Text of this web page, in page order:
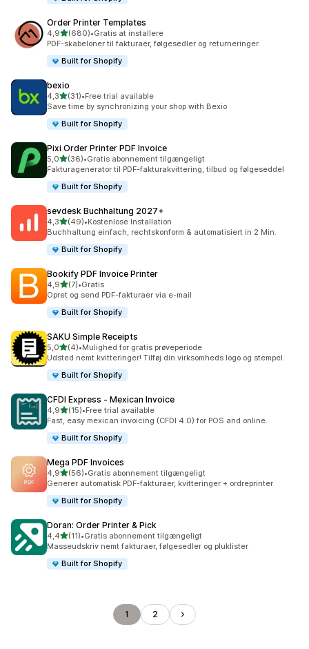
Order Printer Templates
4,9ud af 5 stjerner
(680)
680 anmeldelser i alt
•Gratis at installere
PDF-skabeloner til fakturaer, følgesedler og returneringer.
Built for Shopify
bexio
4,3ud af 5 stjerner
(31)
31 anmeldelser i alt
•Free trial available
Save time by synchronizing your shop with Bexio
Built for Shopify
Pixi Order Printer PDF Invoice
5,0ud af 5 stjerner
(36)
36 anmeldelser i alt
•Gratis abonnement tilgængeligt
Fakturagenerator til PDF-fakturakvittering, tilbud og følgeseddel
Built for Shopify
sevdesk Buchhaltung 2027+
4,3ud af 5 stjerner
(49)
49 anmeldelser i alt
•Kostenlose Installation
Buchhaltung einfach, rechtskonform & automatisiert in 2 Min.
Built for Shopify
Bookify PDF Invoice Printer
4,9ud af 5 stjerner
(7)
7 anmeldelser i alt
•Gratis
Opret og send PDF-fakturaer via e-mail
Built for Shopify
SAKU Simple Receipts
5,0ud af 5 stjerner
(4)
4 anmeldelser i alt
•Mulighed for gratis prøveperiode
Udsted nemt kvitteringer! Tilføj din virksomheds logo og stempel.
Built for Shopify
CFDI Express ‑ Mexican Invoice
4,9ud af 5 stjerner
(15)
15 anmeldelser i alt
•Free trial available
Fast, easy mexican invoicing (CFDI 4.0) for POS and online.
Built for Shopify
Mega PDF Invoices
4,9ud af 5 stjerner
(56)
56 anmeldelser i alt
•Gratis abonnement tilgængeligt
Generer automatisk PDF-fakturaer, kvitteringer + ordreprinter
Built for Shopify
Doran: Order Printer & Pick
4,4ud af 5 stjerner
(11)
11 anmeldelser i alt
•Gratis abonnement tilgængeligt
Masseudskriv nemt fakturaer, følgesedler og pluklister
Built for Shopify
1 2